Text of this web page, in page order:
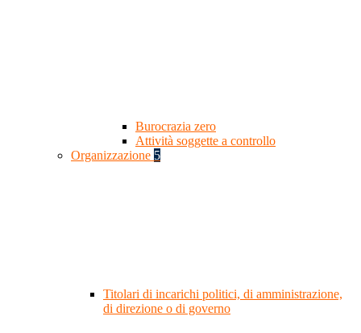
Burocrazia zero
Attività soggette a controllo
Organizzazione 5
Titolari di incarichi politici, di amministrazione,
di direzione o di governo